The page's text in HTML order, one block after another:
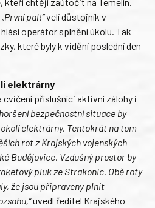
„První pal!“velí důstojník v
hlásí operátor splnění úkolu. Tak
které byly k vidění poslední den
elektrárny
cvičení příslušníci aktivní zálohy i
bezpečnostní situace by
elektrárny. Tentokrát na tom
rot z Krajských vojenských
Budějovice. Vzdušný prostor by
pluk ze Strakonic. Obě roty
že jsou připraveny plnit
uvedl ředitel Krajského